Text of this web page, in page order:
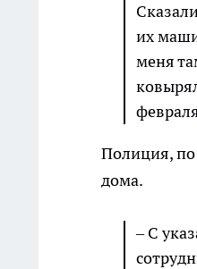
их
меня
Полиция, по
дома.
– С